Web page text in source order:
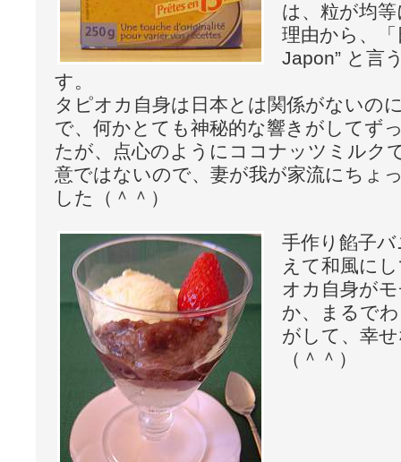
は、粒が均
理由から、「
Japon” と言
す。
タピオカ自身は日本とは関係がないの
で、何かとても神秘的な響きがしてず
たが、点心のようにココナッツミルク
意ではないので、妻が我が家流にちょ
した（＾＾）
手作り餡子
えて和風に
オカ自身が
か、まるで
がして、幸
（＾＾）